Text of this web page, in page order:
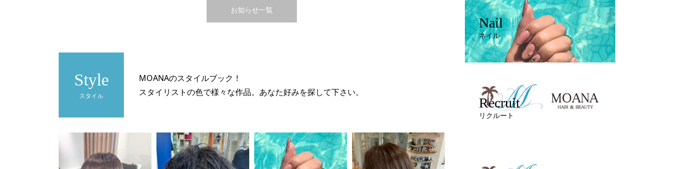
お知らせ一覧
Style
スタイル
MOANAのスタイルブック！
スタイリストの色で様々な作品。あなた好みを探して下さい。
Nail
ネイル
Recruit
リクルート